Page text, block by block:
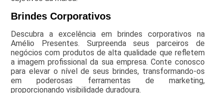
Brindes Corporativos
Descubra a excelência em brindes corporativos na
Amélio Presentes. Surpreenda seus parceiros de
negócios com produtos de alta qualidade que refletem
a imagem profissional da sua empresa. Conte conosco
para elevar o nível de seus brindes, transformando-os
em poderosas ferramentas de marketing,
proporcionando visibilidade duradoura.